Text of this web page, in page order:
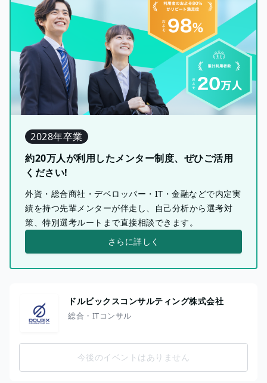
2028年卒業
約20万人が利用したメンター制度、ぜひご活用
ください!
外資・総合商社・デベロッパー・IT・金融などで内定実
績を持つ先輩メンターが伴走し、自己分析から選考対
策、特別選考ルートまで直接相談できます。
さらに詳しく
ドルビックスコンサルティング株式会社
総合・ITコンサル
今後のイベントはありません